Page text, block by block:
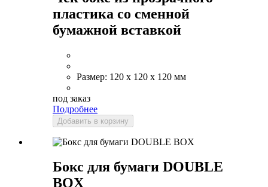
пластика со сменной
бумажной вставкой
Размер: 120 x 120 x 120 мм
под заказ
Подробнее
Добавить в корзину
Бокс для бумаги DOUBLE
BOX